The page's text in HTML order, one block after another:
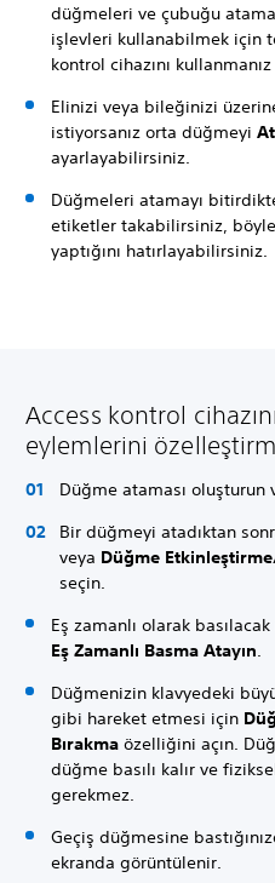
düğmeleri ve çubuğu
işlevleri kullanabilmek için
kontrol cihazını
Elinizi veya bileğinizi
istiyorsanız orta düğmeyi
ayarlayabilirsiniz.
Düğmeleri atamayı
etiketler takabilirsiniz,
yaptığını hatırlayabilirsiniz.
Access kontrol
eylemlerini
Düğme ataması oluşturun
Bir düğmeyi atadıktan
veya Düğme
seçin.
Eş zamanlı olarak
Eş Zamanlı Basma Atayın
Düğmenizin klavyedeki
gibi hareket etmesi için
Bırakma özelliğini açın.
düğme basılı kalır ve
gerekmez.
Geçiş düğmesine
ekranda görüntülenir.